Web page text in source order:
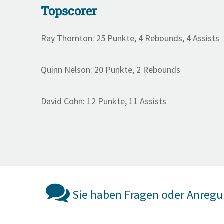
Topscorer
Ray Thornton: 25 Punkte, 4 Rebounds, 4 Assists
Quinn Nelson: 20 Punkte, 2 Rebounds
David Cohn: 12 Punkte, 11 Assists
Sie haben Fragen oder